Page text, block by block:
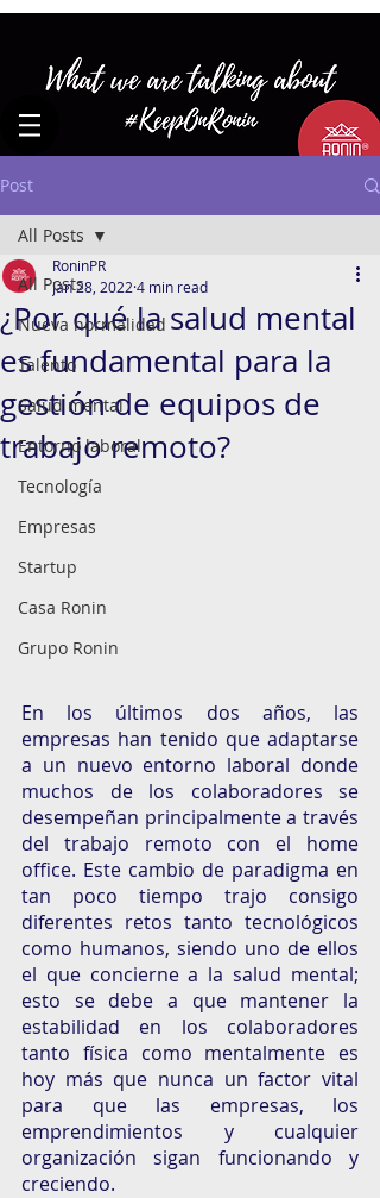
Post
All Posts
Nueva normalidad
Talento
Salud mental
Entorno laboral
Tecnología
Empresas
Startup
Casa Ronin
Grupo Ronin
All Posts
¿Por qué la salud mental
es fundamental para la
gestión de equipos de
trabajo remoto?
RoninPR
Jan 28, 2022 4 min read
En los últimos dos años, las
empresas han tenido que adaptarse
a un nuevo entorno laboral donde
muchos de los colaboradores se
desempeñan principalmente a través
del trabajo remoto con el home
office. Este cambio de paradigma en
tan poco tiempo trajo consigo
diferentes retos tanto tecnológicos
como humanos, siendo uno de ellos
el que concierne a la salud mental;
esto se debe a que mantener la
estabilidad en los colaboradores
tanto física como mentalmente es
hoy más que nunca un factor vital
para que las empresas, los
emprendimientos y cualquier
organización sigan funcionando y
creciendo.